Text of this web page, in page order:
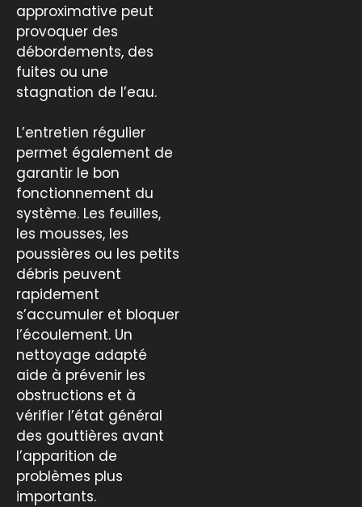
approximative peut
provoquer des
débordements, des
fuites ou une
stagnation de l’eau.
L’entretien régulier
permet également de
garantir le bon
fonctionnement du
système. Les feuilles,
les mousses, les
poussières ou les petits
débris peuvent
rapidement
s’accumuler et bloquer
l’écoulement. Un
nettoyage adapté
aide à prévenir les
obstructions et à
vérifier l’état général
des gouttières avant
l’apparition de
problèmes plus
importants.